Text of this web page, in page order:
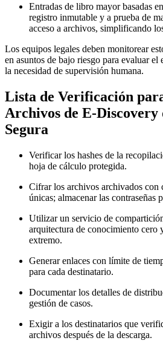
Entradas de libro mayor basadas
registro inmutable y a prueba de
acceso a archivos, simplificando
Los equipos legales deben monitorear
en asuntos de bajo riesgo para evaluar
la necesidad de supervisión humana.
Lista de Verificación
Archivos de E‑Discovery
Segura
Verificar los hashes de la
hoja de cálculo protegida.
Cifrar los archivos archivados con
únicas; almacenar las contraseñas
Utilizar un servicio de
arquitectura de conocimiento cero
extremo.
Generar enlaces con límite de
para cada destinatario.
Documentar los detalles de
gestión de casos.
Exigir a los destinatarios que
archivos después de la descarga.